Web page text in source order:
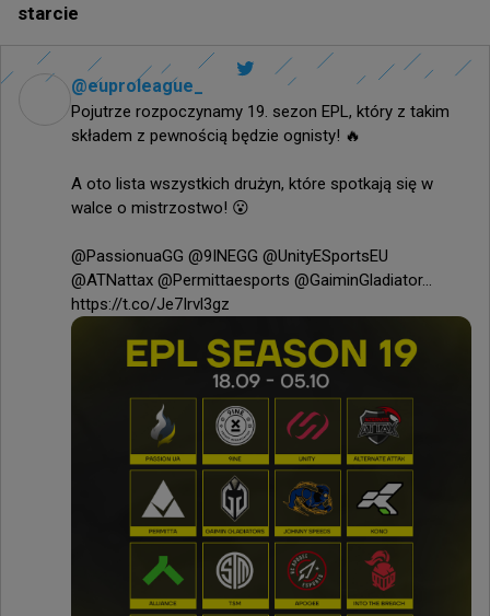
starcie
@euproleague_
Pojutrze rozpoczynamy 19. sezon EPL, który z takim
składem z pewnością będzie ognisty! 🔥
A oto lista wszystkich drużyn, które spotkają się w
walce o mistrzostwo! 😮
@PassionuaGG @9INEGG @UnityESportsEU
@ATNattax @Permittaesports @GaiminGladiator...
https://t.co/Je7Irvl3gz